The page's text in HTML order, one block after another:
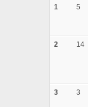
1 5
2 14
3 3